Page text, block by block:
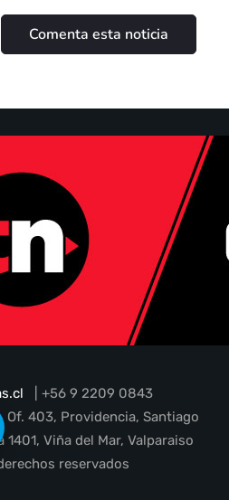
| +56 9 2209 0843
Of. 403, Providencia, Santiago
1401, Viña del Mar, Valparaiso
reservados